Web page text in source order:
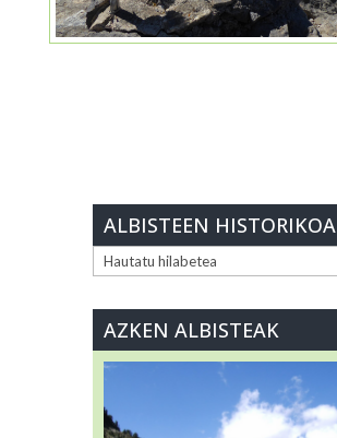
ALBISTEEN HISTORIKOA
ALBISTEEN
AZKEN ALBISTEAK